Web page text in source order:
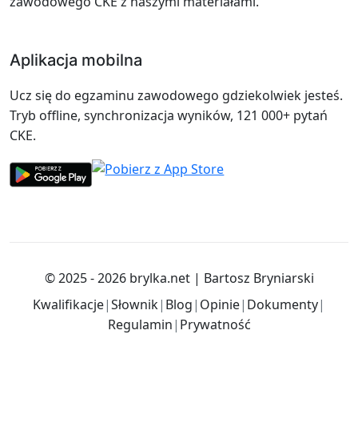
Aplikacja mobilna
Ucz się do egzaminu zawodowego gdziekolwiek jesteś.
Tryb offline, synchronizacja wyników, 121 000+ pytań
CKE.
© 2025 - 2026 brylka.net| Bartosz Bryniarski
Kwalifikacje|Słownik| Blog| Opinie| Dokumenty|
Regulamin| Prywatność